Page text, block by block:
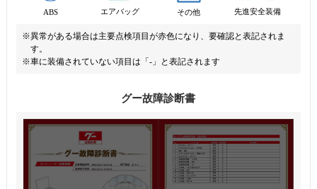
ABS エアバッグ その他 先進安全装備
※異常がある場合は主要点検項目が赤色になり、要確認と表記されま
す。
※車に装備されていない項目は「-」と表記されます
グー故障診断書